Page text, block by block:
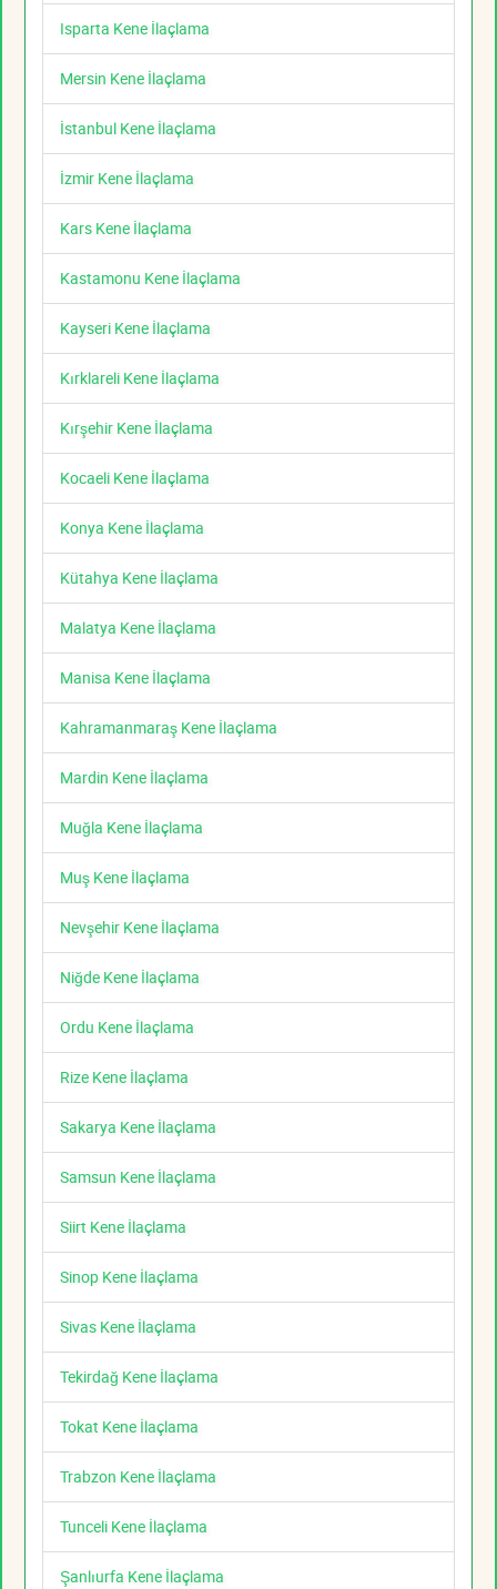
Isparta Kene İlaçlama
Mersin Kene İlaçlama
İstanbul Kene İlaçlama
İzmir Kene İlaçlama
Kars Kene İlaçlama
Kastamonu Kene İlaçlama
Kayseri Kene İlaçlama
Kırklareli Kene İlaçlama
Kırşehir Kene İlaçlama
Kocaeli Kene İlaçlama
Konya Kene İlaçlama
Kütahya Kene İlaçlama
Malatya Kene İlaçlama
Manisa Kene İlaçlama
Kahramanmaraş Kene İlaçlama
Mardin Kene İlaçlama
Muğla Kene İlaçlama
Muş Kene İlaçlama
Nevşehir Kene İlaçlama
Niğde Kene İlaçlama
Ordu Kene İlaçlama
Rize Kene İlaçlama
Sakarya Kene İlaçlama
Samsun Kene İlaçlama
Siirt Kene İlaçlama
Sinop Kene İlaçlama
Sivas Kene İlaçlama
Tekirdağ Kene İlaçlama
Tokat Kene İlaçlama
Trabzon Kene İlaçlama
Tunceli Kene İlaçlama
Şanlıurfa Kene İlaçlama